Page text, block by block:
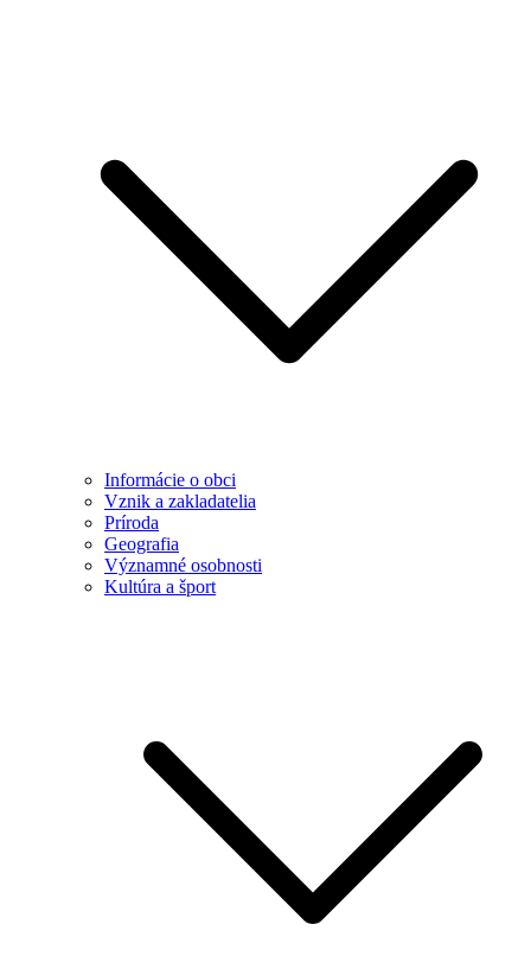
Informácie o obci
Vznik a zakladatelia
Príroda
Geografia
Významné osobnosti
Kultúra a šport